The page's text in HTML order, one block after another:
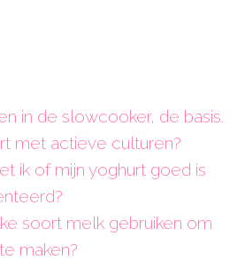
in de slowcooker, de basis.
met actieve culturen?
ik of mijn yoghurt goed is
soort melk gebruiken om
maken?